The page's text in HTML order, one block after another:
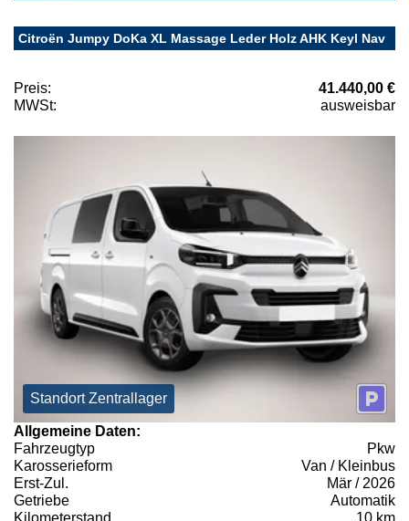
Citroën Jumpy DoKa XL Massage Leder Holz AHK Keyl Nav
Preis:
41.440,00 €
MWSt:
ausweisbar
Standort Zentrallager
Allgemeine Daten:
Fahrzeugtyp
Pkw
Karosserieform
Van / Kleinbus
Erst-Zul.
Mär / 2026
Getriebe
Automatik
Kilometerstand
10 km